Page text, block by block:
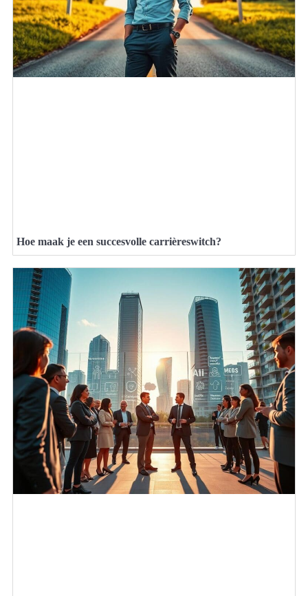
Hoe maak je een succesvolle carrièreswitch?